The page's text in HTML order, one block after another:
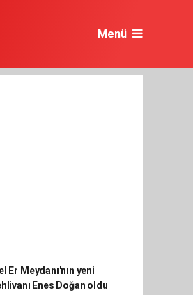
Menü
Er Meydanı'nın yeni
Enes Doğan oldu